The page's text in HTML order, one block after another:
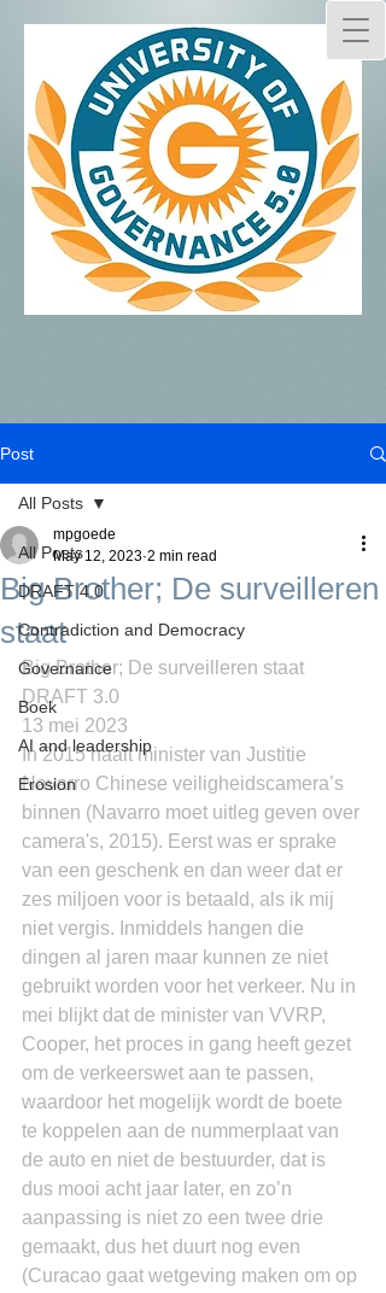
Post
All Posts
DRAFT 4.0
Contradiction and Democracy
Governance
Boek
AI and leadership
Erosion
All Posts
Big Brother; De surveilleren
staat
mpgoede
May 12, 2023 2 min read
Big Brother; De surveilleren staat
DRAFT 3.0
13 mei 2023
In 2015 haalt minister van Justitie
Navarro Chinese veiligheidscamera’s
binnen (Navarro moet uitleg geven over
camera's, 2015). Eerst was er sprake
van een geschenk en dan weer dat er
zes miljoen voor is betaald, als ik mij
niet vergis. Inmiddels hangen die
dingen al jaren maar kunnen ze niet
gebruikt worden voor het verkeer. Nu in
mei blijkt dat de minister van VVRP,
Cooper, het proces in gang heeft gezet
om de verkeerswet aan te passen,
waardoor het mogelijk wordt de boete
te koppelen aan de nummerplaat van
de auto en niet de bestuurder, dat is
dus mooi acht jaar later, en zo’n
aanpassing is niet zo een twee drie
gemaakt, dus het duurt nog even
(Curacao gaat wetgeving maken om op